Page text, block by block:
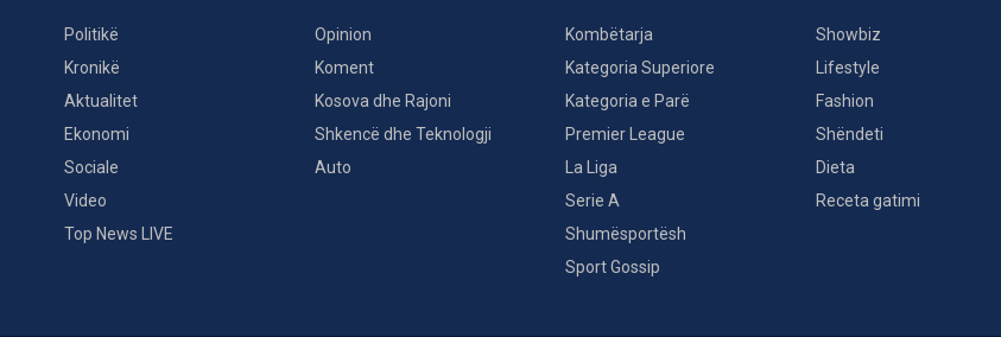
Politikë
Kronikë
Aktualitet
Ekonomi
Sociale
Video
Top News LIVE
Opinion
Koment
Kosova dhe Rajoni
Shkencë dhe Teknologji
Auto
Kombëtarja
Kategoria Superiore
Kategoria e Parë
Premier League
La Liga
Serie A
Shumësportësh
Sport Gossip
Showbiz
Lifestyle
Fashion
Shëndeti
Dieta
Receta gatimi